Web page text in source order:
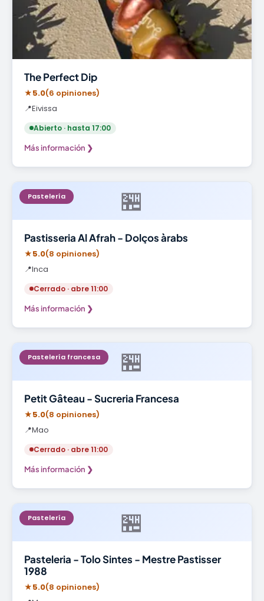
The Perfect Dip
★5.0(6 opiniones)
📍Eivissa
Abierto · hasta 17:00
Más información ❯
🏪
Pastelería
Pastisseria Al Afrah - Dolços àrabs
★5.0(8 opiniones)
📍Inca
Cerrado · abre 11:00
Más información ❯
🏪
Pastelería francesa
Petit Gâteau - Sucreria Francesa
★5.0(8 opiniones)
📍Mao
Cerrado · abre 11:00
Más información ❯
🏪
Pastelería
Pasteleria - Tolo Sintes - Mestre Pastisser
1988
★5.0(8 opiniones)